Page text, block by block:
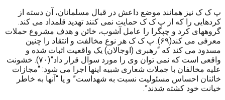
پ ک ک نیز همانند موضع داعش در قبال مسلمانان، آن دسته از
کردهایی را که از پ ک ک حمایت نمی کنند تهدید قلمداد می کند.
گروههای کرد و چپگرا را عامل آشوب، خائن و هدف مشروع حملات
معرفی می کند(۶۹). پ ک ک هر نوع مخالفت و انتقاد را چنین
مسدود می کند که “رهبری (اوجالان) یک واقعیت اثبات شده و
واقعی است که نمی توان وی را مورد سوال قرار داد”(۷۰). خشونت
علیه مخالفان با جملات شعاری شبیه اینها اجرا می شود: “مجازات
خائنان احساس مسئولیت نسبت به شهداست” و یا “آنها به خاطر
خیانت خود کشته شدند”.